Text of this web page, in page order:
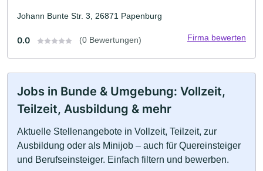
Johann Bunte Str. 3, 26871 Papenburg
0.0 (0 Bewertungen) Firma bewerten
Jobs in Bunde & Umgebung: Vollzeit,
Teilzeit, Ausbildung & mehr
Aktuelle Stellenangebote in Vollzeit, Teilzeit, zur
Ausbildung oder als Minijob – auch für Quereinsteiger
und Berufseinsteiger. Einfach filtern und bewerben.